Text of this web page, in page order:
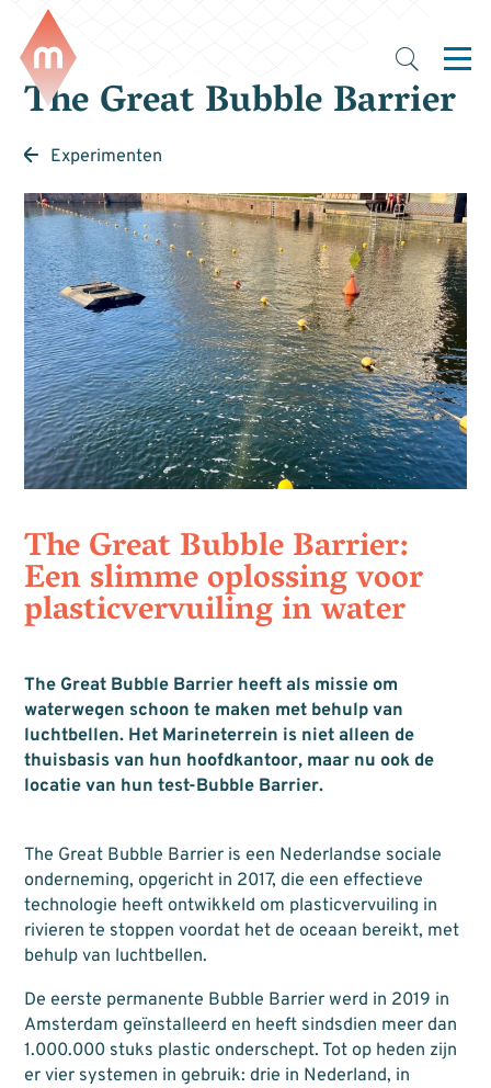
The Great Bubble Barrier
Experimenten
The Great Bubble Barrier:
Een slimme oplossing voor
plasticvervuiling in water
The Great Bubble Barrier heeft als missie om
waterwegen schoon te maken met behulp van
luchtbellen. Het Marineterrein is niet alleen de
thuisbasis van hun hoofdkantoor, maar nu ook de
locatie van hun test-Bubble Barrier.
The Great Bubble Barrier is een Nederlandse sociale
onderneming, opgericht in 2017, die een effectieve
technologie heeft ontwikkeld om plasticvervuiling in
rivieren te stoppen voordat het de oceaan bereikt, met
behulp van luchtbellen.
De eerste permanente Bubble Barrier werd in 2019 in
Amsterdam geïnstalleerd en heeft sindsdien meer dan
1.000.000 stuks plastic onderschept. Tot op heden zijn
er vier systemen in gebruik: drie in Nederland, in